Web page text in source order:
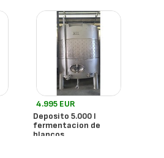
4.995 EUR
Deposito 5.000 l
fermentacion de
blancos